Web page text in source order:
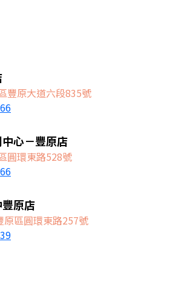
豐原大道六段835號
心－豐原店
圓環東路528號
原店
原區圓環東路257號